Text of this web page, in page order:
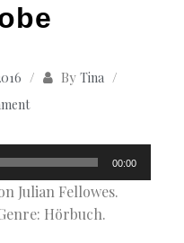
By Tina
00:00
Julian Fellowes.
Hörbuch.